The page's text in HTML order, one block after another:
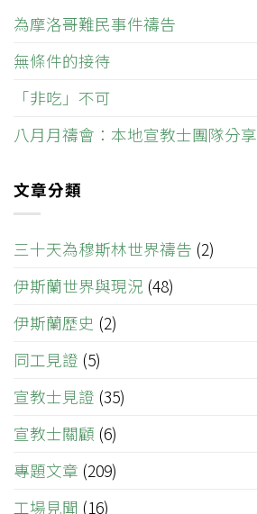
為摩洛哥難民事件禱告
無條件的接待
「非吃」不可
八月月禱會：本地宣教士團隊分享
文章分類
三十天為穆斯林世界禱告 (2)
伊斯蘭世界與現況 (48)
伊斯蘭歷史 (2)
同工見證 (5)
宣教士見證 (35)
宣教士關顧 (6)
專題文章 (209)
工場見聞 (16)